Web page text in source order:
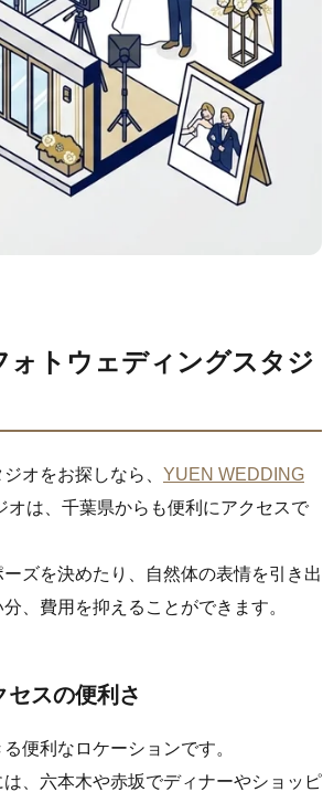
トウェディングスタジ
オをお探しなら、 YUEN WEDDING
は、千葉県からも便利にアクセスで
ズを決めたり、自然体の表情を引き出
、費用を抑えることができます。
スの便利さ
便利なロケーションです。
、六本木や赤坂でディナーやショッピ